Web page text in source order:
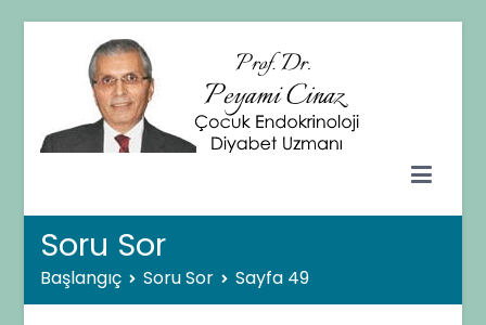
Soru Sor
Başlangıç Soru Sor Sayfa 49